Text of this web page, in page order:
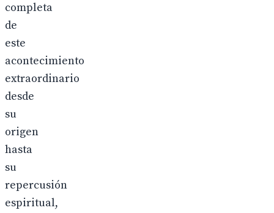
completa
de
este
acontecimiento
extraordinario
desde
su
origen
hasta
su
repercusión
espiritual,